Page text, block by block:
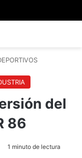
del
86
1 minuto de lectura